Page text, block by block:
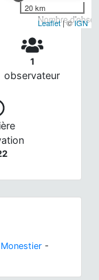
Nombre
20 km
Leaflet| ©IGN
1
observateur
Monestier -